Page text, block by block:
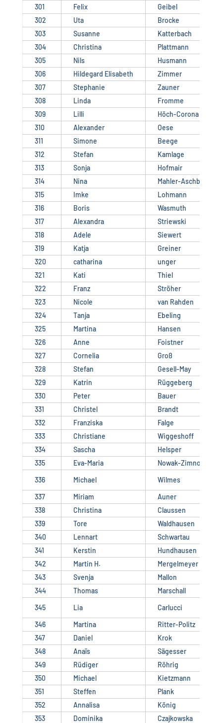
301
Felix
Geibel
302
Uta
Brocke
303
Susanne
Katterbach
304
Christina
Plattmann
305
Nils
Husmann
306
Hildegard Elisabeth
Zimmer
307
Stephanie
Zauner
308
Linda
Fromme
309
Lilli
Höch-Corona
310
Alexander
Oese
311
Simone
Beege
312
Stefan
Kamlage
313
Sonja
Hofmair
314
Nina
Mahler-Aschbacher
315
Imke
Lohmann
316
Boris
Wasmuth
317
Alexandra
Striewski
318
Adele
Siewert
319
Katja
Greiner
320
catharina
unger
321
Kati
Thiel
322
Franz
Ströher
323
Nicole
van Rahden
324
Tanja
Ebeling
325
Martina
Hansen
326
Anne
Foistner
327
Cornelia
Groß
328
Stefan
Gesell-May
329
Katrin
Rüggeberg
330
Peter
Bauer
331
Christel
Brandt
332
Franziska
Falge
333
Christiane
Wiggeshoff
334
Sascha
Helsper
335
Eva-Maria
Nowak-Zimnoch
336
Michael
Wilmes
337
Miriam
Auner
338
Christina
Claussen
339
Tore
Waldhausen
340
Lennart
Schwartau
341
Kerstin
Hundhausen
342
Martin H.
Mergelmeyer
343
Svenja
Mallon
344
Thomas
Marschall
345
Lia
Carlucci
346
Martina
Ritter-Politz
347
Daniel
Krok
348
Anaïs
Sägesser
349
Rüdiger
Röhrig
350
Michael
Kietzmann
351
Steffen
Plank
352
Annalisa
König
353
Dominika
Czajkowska